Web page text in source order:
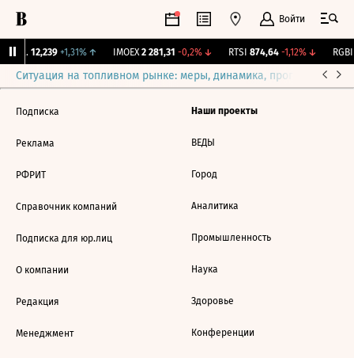
Войти
12,239 +1,31%↑ IMOEX 2 281,31 -0,2%↓ RTSI 874,64 -1,12%↓ RGBI
Ситуация на топливном рынке: меры, динамика, прогнозы
Подписка
Реклама
РФРИТ
Справочник компаний
Подписка для юр.лиц
О компании
Редакция
Менеджмент
Наши проекты
ВЕДЫ
Город
Аналитика
Промышленность
Наука
Здоровье
Конференции